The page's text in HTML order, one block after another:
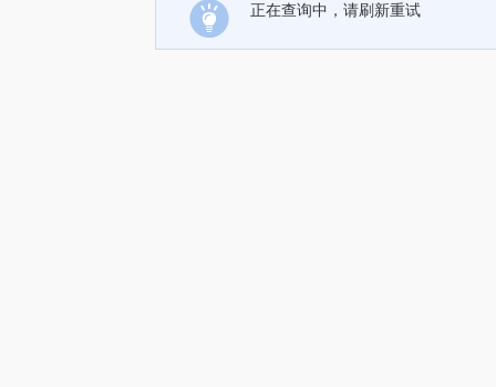
正在查询中，请刷新重试